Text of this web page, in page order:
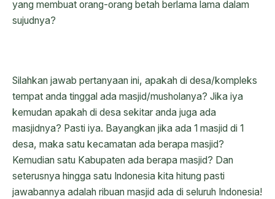
yang membuat orang-orang betah berlama lama dalam
sujudnya?
Silahkan jawab pertanyaan ini, apakah di desa/kompleks
tempat anda tinggal ada masjid/musholanya? Jika iya
kemudan apakah di desa sekitar anda juga ada
masjidnya? Pasti iya. Bayangkan jika ada 1 masjid di 1
desa, maka satu kecamatan ada berapa masjid?
Kemudian satu Kabupaten ada berapa masjid? Dan
seterusnya hingga satu Indonesia kita hitung pasti
jawabannya adalah ribuan masjid ada di seluruh Indonesia!